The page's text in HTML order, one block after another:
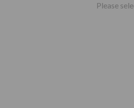
Please